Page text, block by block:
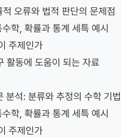
오류와 법적 판단의 문제점
수학, 확률과 통계 세특 예시
주제인가
활동에 도움이 되는 자료
분석: 분류와 추정의 수학 기법
수학, 확률과 통계 세특 예시
주제인가